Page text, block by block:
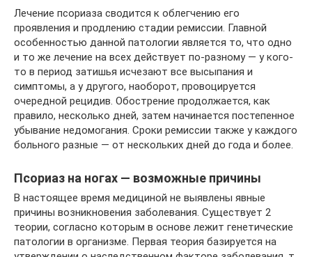
Лечение псориаза сводится к облегчению его
проявления и продлению стадии ремиссии. Главной
особенностью данной патологии является то, что одно
и то же лечение на всех действует по-разному — у кого-
то в период затишья исчезают все высыпания и
симптомы, а у другого, наоборот, провоцируется
очередной рецидив. Обострение продолжается, как
правило, несколько дней, затем начинается постепенное
убывание недомогания. Сроки ремиссии также у каждого
больного разные — от нескольких дней до года и более.
Псориаз на ногах — возможные причины
В настоящее время медициной не выявлены явные
причины возникновения заболевания. Существует 2
теории, согласно которым в основе лежит генетические
патологии в организме. Первая теория базируется на